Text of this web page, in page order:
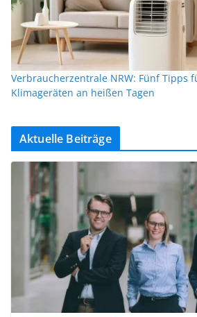
Verbraucherzentrale NRW: Fünf Tipps
Klimageräten an heißen Tagen
Aktuelle Beiträge